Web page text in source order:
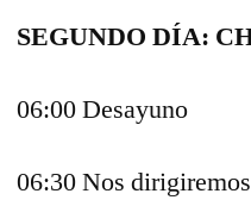
SEGUNDO DÍA:
06:00 Desayuno
06:30 Nos